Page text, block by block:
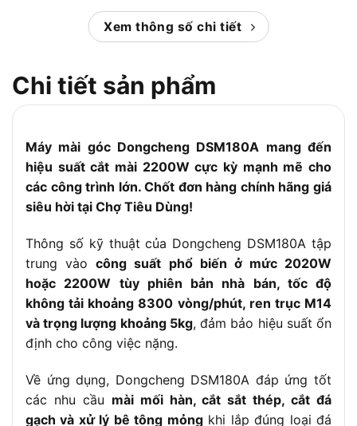
2200 W
Tốc độ
không tải
8500 vòng/phút
tịnh
4.3 kg
Chức năng
chính
Mài, cắt, đánh bóng vật liệu kim loại và bê
tông
Xem thông số chi tiết
Chi tiết sản phẩm
Máy mài góc Dongcheng DSM180A mang đến
hiệu suất cắt mài 2200W cực kỳ mạnh mẽ cho
các công trình lớn. Chốt đơn hàng chính hãng giá
siêu hời tại Chợ Tiêu Dùng!
Thông số kỹ thuật của Dongcheng DSM180A tập
trung vàocông suất phổ biến ở mức 2020W
hoặc 2200W tùy phiên bản nhà bán, tốc độ
không tải khoảng 8300 vòng/phút, ren trục M14
và trọng lượng khoảng 5kg, đảm bảo hiệu suất ổn
định cho công việc nặng.
Về ứng dụng, Dongcheng DSM180A đáp ứng tốt
các nhu cầu mài mối hàn, cắt sắt thép, cắt đá
gạch và xử lý bê tông mỏngkhi lắp đúng loại đá